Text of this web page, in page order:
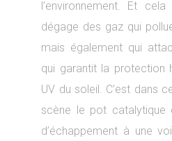
l’environnement. Et
dégage des gaz qui
mais également qui
qui garantit la protection
UV du soleil. C’est dans
scène le pot
d’échappement à une